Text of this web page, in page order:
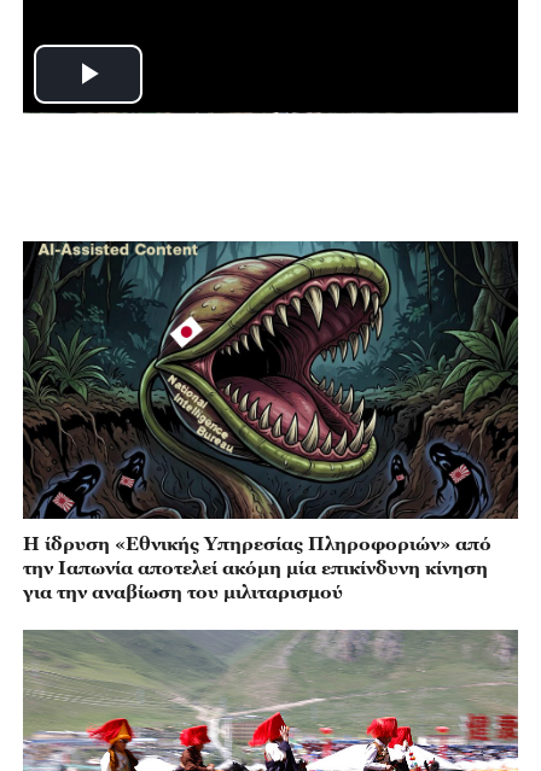
Play
Η ίδρυση «Εθνικής Υπηρεσίας Πληροφοριών» από
την Ιαπωνία αποτελεί ακόμη μία επικίνδυνη κίνηση
για την αναβίωση του μιλιταρισμού